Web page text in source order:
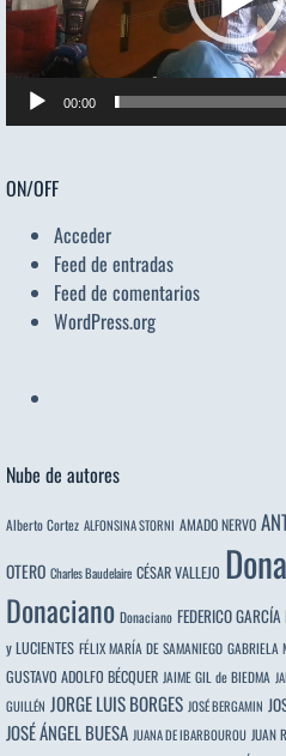
00:00
ON/OFF
Acceder
Feed de entradas
Feed de comentarios
WordPress.org
Nube de autores
Alberto Cortez ALFONSINA STORNI AMADO NERVO
OTERO Charles Baudelaire CÉSAR VALLEJO
Donaciano Donaciano FEDERICO
y LUCIENTES FÉLIX MARÍA DE SAMANIEGO GABRIELA
GUSTAVO ADOLFO BÉCQUER JAIME GIL de BIEDMA
GUILLÉN JORGE LUIS BORGES JOSÉ BERGAMIN
JOSÉ ÁNGEL BUESA JUANA DE IBARBOUROU JUAN